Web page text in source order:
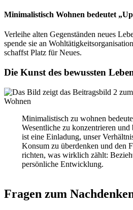
Minimalistisch Wohnen bedeutet
Verleihe alten Gegenständen neues
spende sie an
schaffst Platz für Neues.
Die Kunst des bewussten
Minimalistisch zu wohnen
Wesentliche zu konzentrieren und
ist eine Einladung, unser
Konsum zu überdenken und den
richten, was wirklich zählt:
persönliche Entwicklung.
Fragen zum